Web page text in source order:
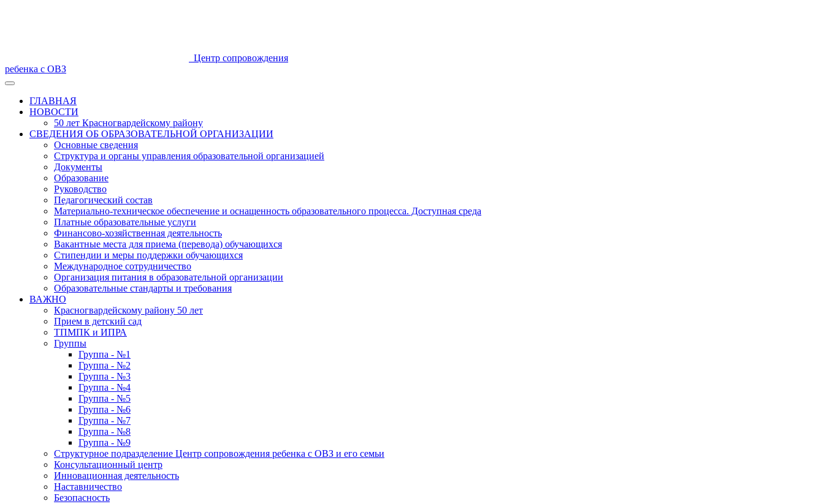
Центр сопровождения
ребенка с ОВЗ
ГЛАВНАЯ
НОВОСТИ
50 лет Красногвардейскому району
СВЕДЕНИЯ ОБ ОБРАЗОВАТЕЛЬНОЙ ОРГАНИЗАЦИИ
Основные сведения
Структура и органы управления образовательной организацией
Документы
Образование
Руководство
Педагогический состав
Материально-техническое обеспечение и оснащенность образовательного процесса. Доступная среда
Платные образовательные услуги
Финансово-хозяйственная деятельность
Вакантные места для приема (перевода) обучающихся
Стипендии и меры поддержки обучающихся
Международное сотрудничество
Организация питания в образовательной организации
Образовательные стандарты и требования
ВАЖНО
Красногвардейскому району 50 лет
Прием в детский сад
ТПМПК и ИПРА
Группы
Группа - №1
Группа - №2
Группа - №3
Группа - №4
Группа - №5
Группа - №6
Группа - №7
Группа - №8
Группа - №9
Структурное подразделение Центр сопровождения ребенка с ОВЗ и его семьи
Консультационный центр
Инновационная деятельность
Наставничество
Безопасность